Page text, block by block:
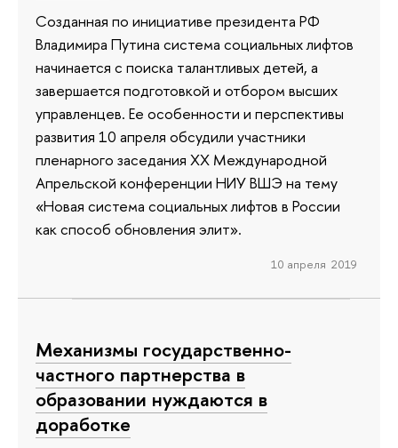
Созданная по инициативе президента РФ
Владимира Путина система социальных лифтов
начинается с поиска талантливых детей, а
завершается подготовкой и отбором высших
управленцев. Ее особенности и перспективы
развития 10 апреля обсудили участники
пленарного заседания XX Международной
Апрельской конференции НИУ ВШЭ на тему
«Новая система социальных лифтов в России
как способ обновления элит».
10 апреля 2019
Механизмы государственно-
частного партнерства в
образовании нуждаются в
доработке